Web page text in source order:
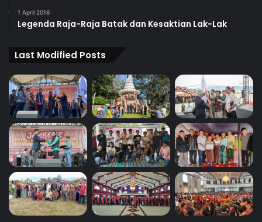
1 April 2016
Legenda Raja-Raja Batak dan Kesaktian Lak-Lak
Last Modified Posts